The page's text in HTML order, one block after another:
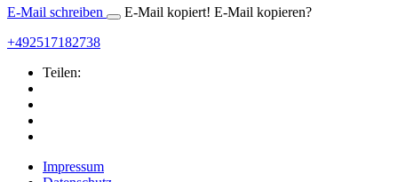
E-Mail schreiben E-Mail kopiert! E-Mail kopieren?
+492517182738
Teilen:
Impressum